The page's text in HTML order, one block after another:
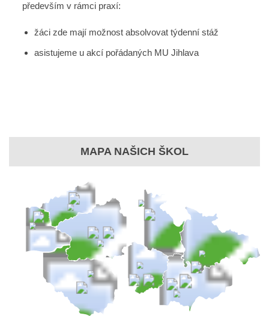
především v rámci praxí:
žáci zde mají možnost absolvovat týdenní stáž
asistujeme u akcí pořádaných MU Jihlava
MAPA NAŠICH ŠKOL